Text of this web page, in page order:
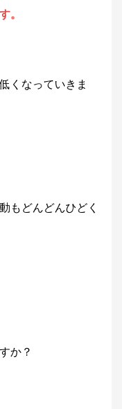
。
くなっていきま
もどんどんひどく
か？